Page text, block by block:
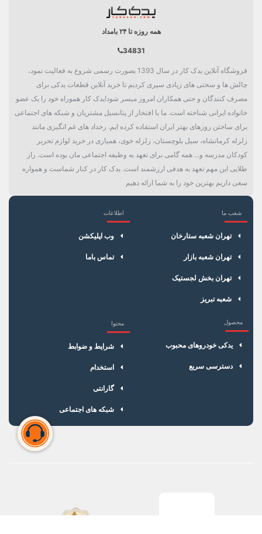
همه روزه تا ۲۴ بامداد
34831
فروشگاه آنلاین یدک کار در سال 1393 بصورت رسمی شروع به فعالیت نمود،
چالش ها و سختی های زیادی سپری کردیم تا خرید آنلاین قطعات یدکی برای
مصرف کنندگان و حتی همکاران امروز میسر شود!یدک کار هموراه خود را یک عضو
خانواده ایرانی شناخته است. ما با افتخار از پتانسیل مشتریان و شبکه های اجتماعی
برای ساختن روزهای بهتر ایران استفاده کرده ایم. رخداد های غم انگیزی مانند
زلزله کرمانشاه، سیل بلوچستان، زلزله خوی، همیاری در خرید لوازم تحریر
کودکان مدرسه و... همه گامی برای تعهد به وظیفه اجتماعی مان بوده است. راز
طلایی این مهم تعهد به هدفی ارزشمند است. یدک کار در کنار شماست و همواره
سعی داریم بهترین خود را به شما ارائه دهیم
شعب ما
تهران شعبه ستارخان
تهران شعبه بازار
تهران بخش لجستیک
شعبه تبریز
اطلاعات
وب اپلیکشن
تماس باما
محصول
یدکی خودروهای محبوب
دسترسی سریع
محتوا
شرایط و ضوابط
استخدام
گارانتی
شبکه های اجتماعی
×